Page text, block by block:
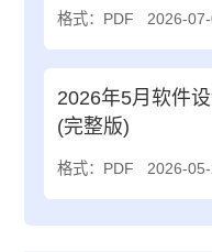
格式：PDF 2026-
2026年5月软件
(完整版)
格式：PDF 2026-